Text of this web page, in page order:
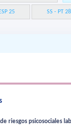
25 SS - PT 28
riesgos psicosociales